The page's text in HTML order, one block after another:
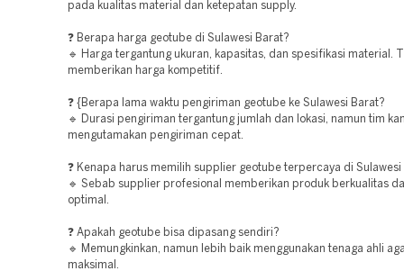
pada kualitas material dan ketepatan supply.
❓ Berapa harga geotube di Sulawesi Barat?
🔹 Harga tergantung ukuran, kapasitas, dan spesifikasi material.
memberikan harga kompetitif.
❓ {Berapa lama waktu pengiriman geotube ke Sulawesi Barat?
🔹 Durasi pengiriman tergantung jumlah dan lokasi, namun tim
mengutamakan pengiriman cepat.
❓ Kenapa harus memilih supplier geotube terpercaya di Sulawesi
🔹 Sebab supplier profesional memberikan produk berkualitas
optimal.
❓ Apakah geotube bisa dipasang sendiri?
🔹 Memungkinkan, namun lebih baik menggunakan tenaga ahli
maksimal.